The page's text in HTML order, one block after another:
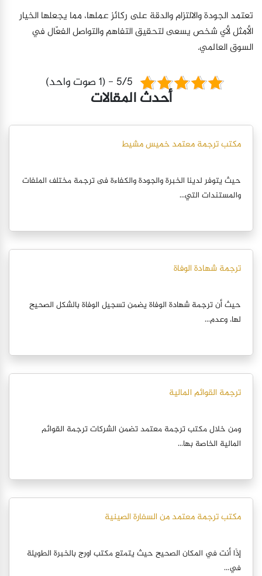
تعتمد الجودة والالتزام والدقة على ركائز عملها، مما يجعلها الخيار
الأمثل لأي شخص يسعى لتحقيق التفاهم والتواصل الفعّال في
السوق العالمي.
5/5 - (1 صوت واحد)
أحدث المقالات
مكتب ترجمة معتمد خميس مشيط
حيث يتوفر لدينا الخبرة والجودة والكفاءة فى ترجمة مختلف الملفات
والمستندات التي...
ترجمة شهادة الوفاة
حيث أن ترجمة شهادة الوفاة يضمن تسجيل الوفاة بالشكل الصحيح
لها، وعدم...
ترجمة القوائم المالية
ومن خلال مكتب ترجمة معتمد تضمن الشركات ترجمة القوائم
المالية الخاصة بها...
مكتب ترجمة معتمد من السفارة الصينية
إذًا أنت في المكان الصحيح حيث يتمتع مكتب اورج بالخبرة الطويلة
في...